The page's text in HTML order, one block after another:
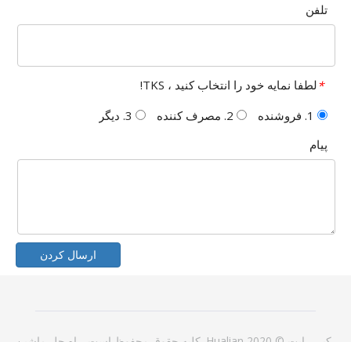
تلفن
*لطفا نمایه خود را انتخاب کنید ، TKS!
پیام
ارسال کردن